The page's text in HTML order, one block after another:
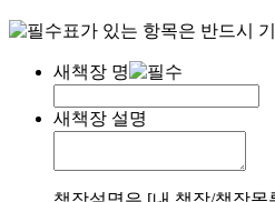
표가 있는 항목은 반드시
새책장 명
새책장 설명